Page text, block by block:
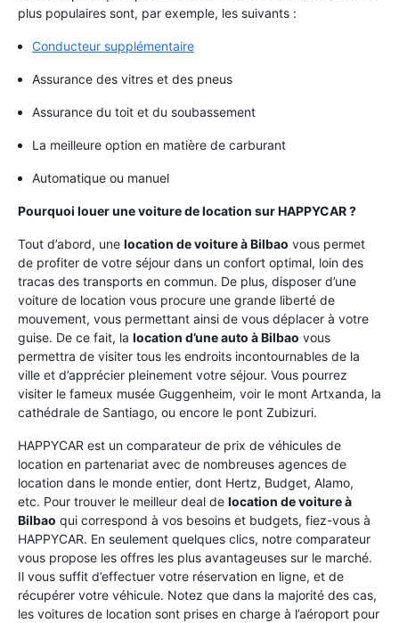
plus populaires sont, par exemple, les suivants :
Conducteur supplémentaire
Assurance des vitres et des pneus
Assurance du toit et du soubassement
La meilleure option en matière de carburant
Automatique ou manuel
Pourquoi louer une voiture de location sur HAPPYCAR ?
Tout d’abord, une location de voiture à Bilbao vous permet
de profiter de votre séjour dans un confort optimal, loin des
tracas des transports en commun. De plus, disposer d’une
voiture de location vous procure une grande liberté de
mouvement, vous permettant ainsi de vous déplacer à votre
guise. De ce fait, la location d’une auto à Bilbao vous
permettra de visiter tous les endroits incontournables de la
ville et d’apprécier pleinement votre séjour. Vous pourrez
visiter le fameux musée Guggenheim, voir le mont Artxanda, la
cathédrale de Santiago, ou encore le pont Zubizuri.
HAPPYCAR est un comparateur de prix de véhicules de
location en partenariat avec de nombreuses agences de
location dans le monde entier, dont Hertz, Budget, Alamo,
etc. Pour trouver le meilleur deal de location de voiture à
Bilbao qui correspond à vos besoins et budgets, fiez-vous à
HAPPYCAR. En seulement quelques clics, notre comparateur
vous propose les offres les plus avantageuses sur le marché.
Il vous suffit d’effectuer votre réservation en ligne, et de
récupérer votre véhicule. Notez que dans la majorité des cas,
les voitures de location sont prises en charge à l’aéroport pour